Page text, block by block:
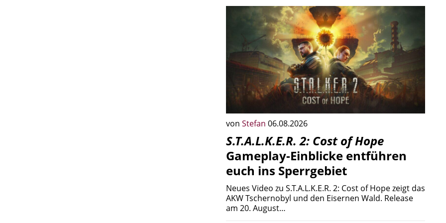
von Stefan 06.08.2026
S.T.A.L.K.E.R. 2: Cost of Hope
Gameplay-Einblicke entführen
euch ins Sperrgebiet
Neues Video zu S.T.A.L.K.E.R. 2: Cost of Hope zeigt das
AKW Tschernobyl und den Eisernen Wald. Release
am 20. August…